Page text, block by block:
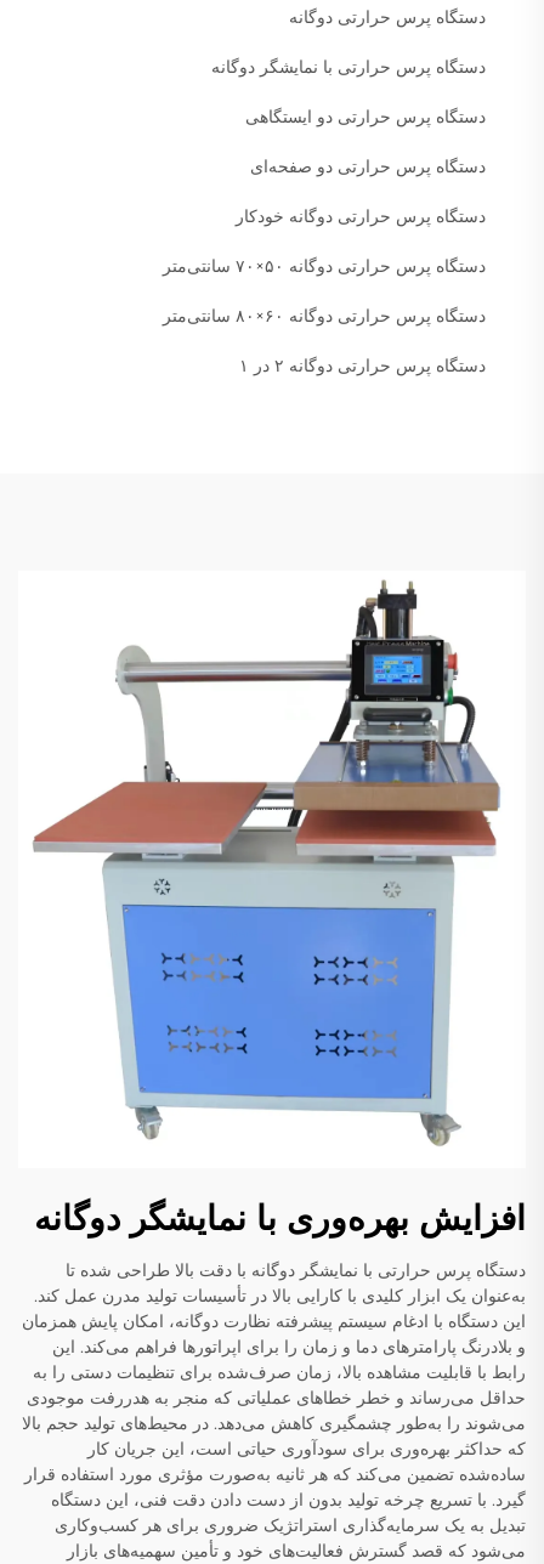
دستگاه پرس حرارتی دوگانه
دستگاه پرس حرارتی با نمایشگر دوگانه
دستگاه پرس حرارتی دو ایستگاهی
دستگاه پرس حرارتی دو صفحه‌ای
دستگاه پرس حرارتی دوگانه خودکار
دستگاه پرس حرارتی دوگانه ۵۰×۷۰ سانتی‌متر
دستگاه پرس حرارتی دوگانه ۶۰×۸۰ سانتی‌متر
دستگاه پرس حرارتی دوگانه ۲ در ۱
افزایش بهره‌وری با نمایشگر دوگانه
دستگاه پرس حرارتی با نمایشگر دوگانه با دقت بالا طراحی شده تا
به‌عنوان یک ابزار کلیدی با کارایی بالا در تأسیسات تولید مدرن عمل کند.
این دستگاه با ادغام سیستم پیشرفته نظارت دوگانه، امکان پایش همزمان
و بلادرنگ پارامترهای دما و زمان را برای اپراتورها فراهم می‌کند. این
رابط با قابلیت مشاهده بالا، زمان صرف‌شده برای تنظیمات دستی را به
حداقل می‌رساند و خطر خطاهای عملیاتی که منجر به هدررفت موجودی
می‌شوند را به‌طور چشمگیری کاهش می‌دهد. در محیط‌های تولید حجم بالا
که حداکثر بهره‌وری برای سودآوری حیاتی است، این جریان کار
ساده‌شده تضمین می‌کند که هر ثانیه به‌صورت مؤثری مورد استفاده قرار
گیرد. با تسریع چرخه تولید بدون از دست دادن دقت فنی، این دستگاه
تبدیل به یک سرمایه‌گذاری استراتژیک ضروری برای هر کسب‌وکاری
می‌شود که قصد گسترش فعالیت‌های خود و تأمین سهمیه‌های بازار